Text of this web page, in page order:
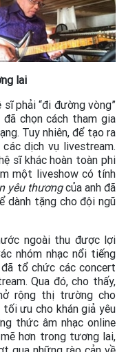
lai
phải “đi đường vòng”
chọn cách tham gia
Tuy nhiên, để tạo ra
dịch vụ livestream.
sĩ khác hoàn toàn phi
một liveshow có tính
yêu thươngcủa anh đã
dành tặng cho đội ngũ
ngoài thu được lợi
nhóm nhạc nổi tiếng
tổ chức các concert
Qua đó, cho thấy,
rộng thị trường cho
ưu cho khán giả yêu
thức âm nhạc online
hơn trong tương lai,